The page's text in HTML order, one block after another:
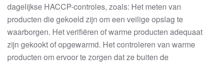
dagelijkse HACCP-controles, zoals: Het meten van
producten die gekoeld zijn om een veilige opslag te
waarborgen. Het verifiëren of warme producten adequaat
zijn gekookt of opgewarmd. Het controleren van warme
producten om ervoor te zorgen dat ze buiten de